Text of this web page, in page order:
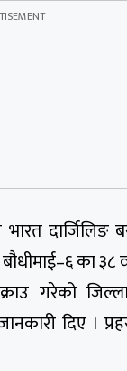
का
गरेको
दिए ।